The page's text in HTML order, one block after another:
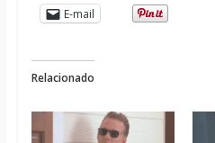
E-mail
Relacionado